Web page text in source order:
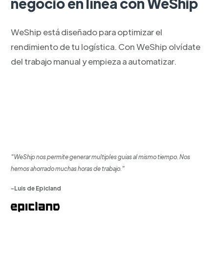
WeShip está diseñado para optimizar el
rendimiento de tu logística. Con WeShip olvídate
del trabajo manual y empieza a automatizar.
"WeShip nos permite generar multiples guias al mismo tiempo. Nos
hemos ahorrado muchas horas de trabajo."
-Luis de Epicland